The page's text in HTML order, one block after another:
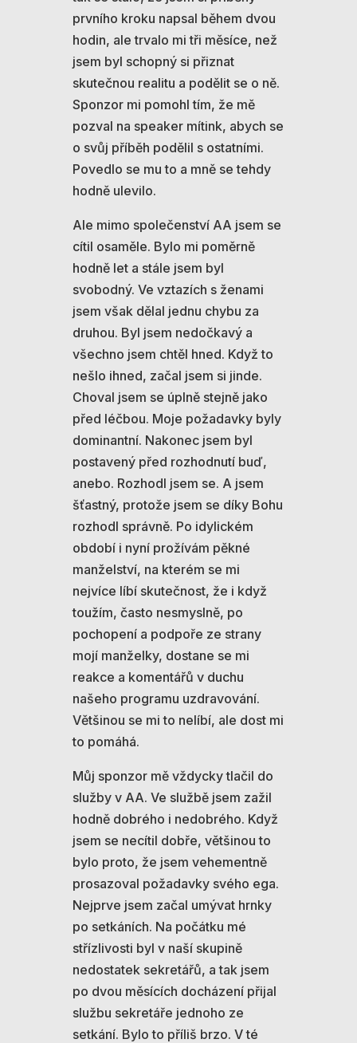
prvního kroku napsal během dvou
hodin, ale trvalo mi tři měsíce, než
jsem byl schopný si přiznat
skutečnou realitu a podělit se o ně.
Sponzor mi pomohl tím, že mě
pozval na speaker mítink, abych se
o svůj příběh podělil s ostatními.
Povedlo se mu to a mně se tehdy
hodně ulevilo.
Ale mimo společenství AA jsem se
cítil osaměle. Bylo mi poměrně
hodně let a stále jsem byl
svobodný. Ve vztazích s ženami
jsem však dělal jednu chybu za
druhou. Byl jsem nedočkavý a
všechno jsem chtěl hned. Když to
nešlo ihned, začal jsem si jinde.
Choval jsem se úplně stejně jako
před léčbou. Moje požadavky byly
dominantní. Nakonec jsem byl
postavený před rozhodnutí buď,
anebo. Rozhodl jsem se. A jsem
šťastný, protože jsem se díky Bohu
rozhodl správně. Po idylickém
období i nyní prožívám pěkné
manželství, na kterém se mi
nejvíce líbí skutečnost, že i když
toužím, často nesmyslně, po
pochopení a podpoře ze strany
mojí manželky, dostane se mi
reakce a komentářů v duchu
našeho programu uzdravování.
Většinou se mi to nelíbí, ale dost mi
to pomáhá.
Můj sponzor mě vždycky tlačil do
služby v AA. Ve službě jsem zažil
hodně dobrého i nedobrého. Když
jsem se necítil dobře, většinou to
bylo proto, že jsem vehementně
prosazoval požadavky svého ega.
Nejprve jsem začal umývat hrnky
po setkáních. Na počátku mé
střízlivosti byl v naší skupině
nedostatek sekretářů, a tak jsem
po dvou měsících docházení přijal
službu sekretáře jednoho ze
setkání. Bylo to příliš brzo. V té